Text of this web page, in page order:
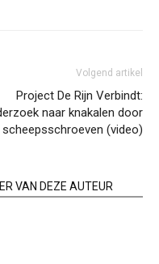
Volgend artikel
Project De Rijn Verbindt:
naar knakalen door
scheepsschroeven (video)
VAN DEZE AUTEUR